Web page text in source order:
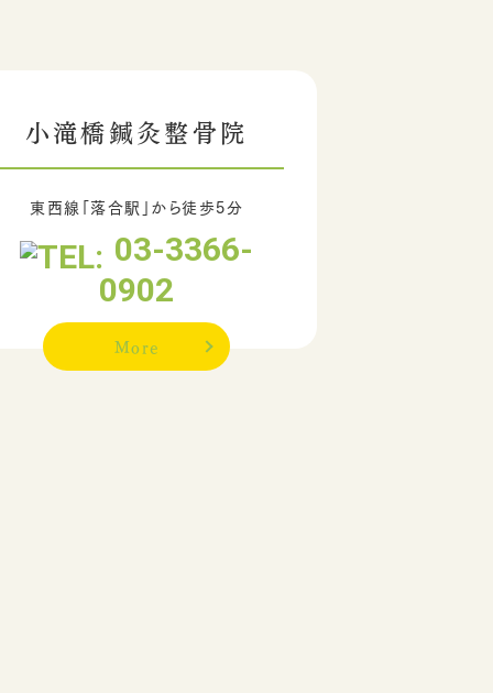
小滝橋鍼灸整骨院
東西線「落合駅」から徒歩5分
03-3366-
0902
More